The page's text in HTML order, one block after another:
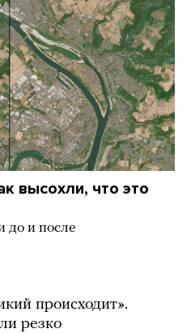
высохли, что это
до и после
происходит».
резко